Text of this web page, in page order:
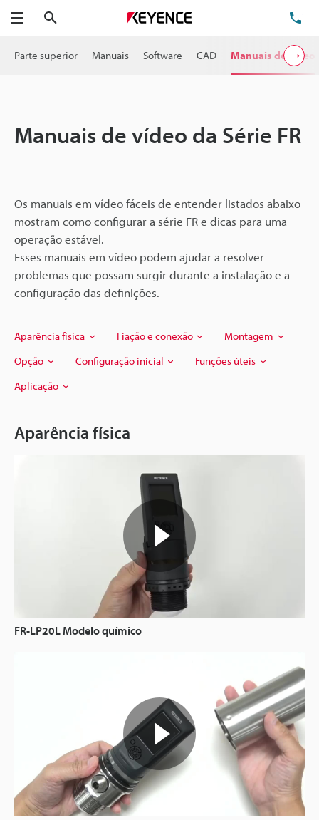
Menu
Parte superior Manuais Software CAD Manuais de vídeo
Manuais de vídeo da Série FR
Os manuais em vídeo fáceis de entender listados abaixo
mostram como configurar a série FR e dicas para uma
operação estável.
Esses manuais em vídeo podem ajudar a resolver
problemas que possam surgir durante a instalação e a
configuração das definições.
Aparência física Fiação e conexão
Montagem
Opção
Configuração inicial
Funções úteis
Aplicação
Aparência física
FR-LP20L Modelo químico